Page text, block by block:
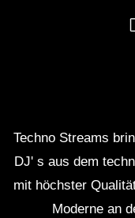
Techno Streams
DJ' s aus dem
mit höchster
Moderne an